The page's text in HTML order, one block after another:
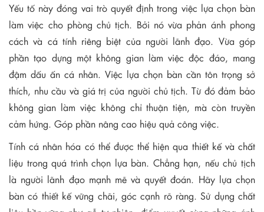
Yếu tố này đóng vai trò quyết định trong việc lựa chọn bàn
làm việc cho phòng chủ tịch. Bởi nó vừa phản ánh phong
cách và cá tính riêng biệt của người lãnh đạo. Vừa góp
phần tạo dựng một không gian làm việc độc đáo, mang
đậm dấu ấn cá nhân. Việc lựa chọn bàn cần tôn trọng sở
thích, nhu cầu và giá trị của người chủ tịch. Từ đó đảm bảo
không gian làm việc không chỉ thuận tiện, mà còn truyền
cảm hứng. Góp phần nâng cao hiệu quả công việc.
Tính cá nhân hóa có thể được thể hiện qua thiết kế và chất
liệu trong quá trình chọn lựa bàn. Chẳng hạn, nếu chủ tịch
là người lãnh đạo mạnh mẽ và quyết đoán. Hãy lựa chọn
bàn có thiết kế vững chãi, góc cạnh rõ ràng. Sử dụng chất